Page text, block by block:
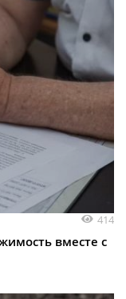
414
вместе с